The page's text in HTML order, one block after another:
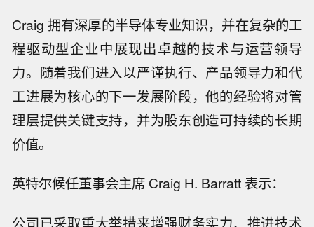
Craig 拥有深厚的半导体专业知识，并在复杂的工
程驱动型企业中展现出卓越的技术与运营领导
力。随着我们进入以严谨执行、产品领导力和代
工进展为核心的下一发展阶段，他的经验将对管
理层提供关键支持，并为股东创造可持续的长期
价值。
英特尔候任董事会主席 Craig H. Barratt 表示：
公司已采取重大举措来增强财务实力、推进技术